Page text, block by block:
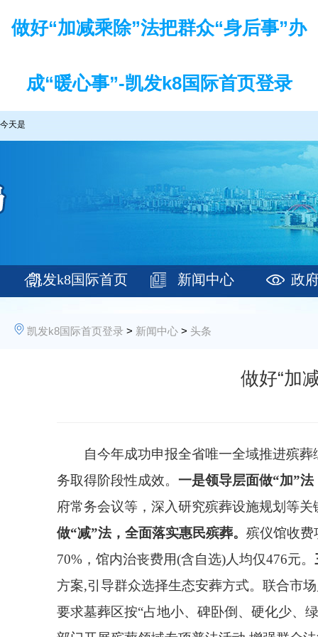
做好“加减乘除”法把群众“身后事”办
成“暖心事”-凯发k8国际首页登录
今天是
凯发k8国际首页 新闻中心 政
凯发k8国际首页登录 > 新闻中心 > 头条
做好“加
自今年成功申报全省唯一全域推进殡葬
务取得阶段性成效。 一是领导层面做“加”
府常务会议等，深入研究殡葬设施规划等
做“减”法，全面落实惠民殡葬。 殡仪馆收费
70%，馆内治丧费用(含自选)人均仅476元。
方案,引导群众选择生态安葬方式。联合市
要求墓葬区按“占地小、碑卧倒、硬化少、